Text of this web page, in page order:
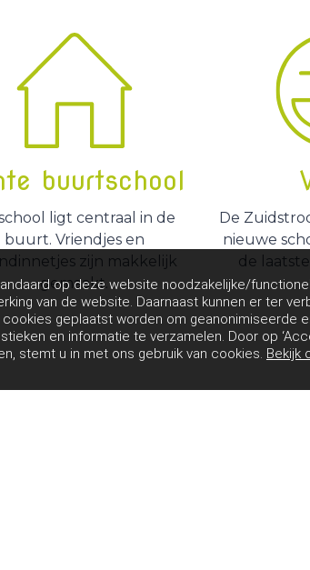
buurtschool
ligt centraal in de
buurt. Vriendjes en
zijn makkelijk
gemaakt.
De
nieuwe
de
op deze website noodzakelijke/
van de website. Daarnaast kunnen er ter
cookies geplaatst worden om geanonimiseerde
en informatie te verzamelen. Door op
stemt u in met ons gebruik van cookies. Bekijk